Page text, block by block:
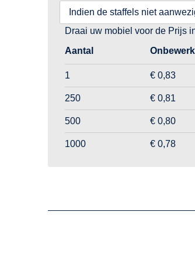
Indien de staffels niet
Draai uw mobiel voor de Prijs
Aantal
1 € 0,83
250 € 0,81
500 € 0,80
1000 € 0,78